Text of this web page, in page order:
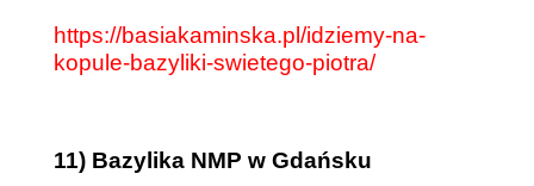
https://basiakaminska.pl/idziemy-na-
kopule-bazyliki-swietego-piotra/
11) Bazylika NMP w Gdańsku